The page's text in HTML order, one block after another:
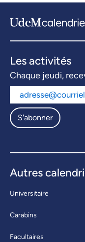
Les activités
Chaque jeudi,
S'abonner
Autres
Universitaire
Carabins
Facultaires